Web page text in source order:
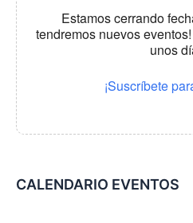
Estamos cerrando
tendremos nuevos
unos
¡Suscríbete
CALENDARIO EVENTOS